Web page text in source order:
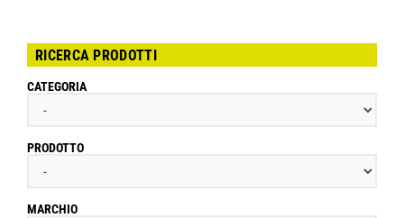
RICERCA PRODOTTI
CATEGORIA
PRODOTTO
MARCHIO